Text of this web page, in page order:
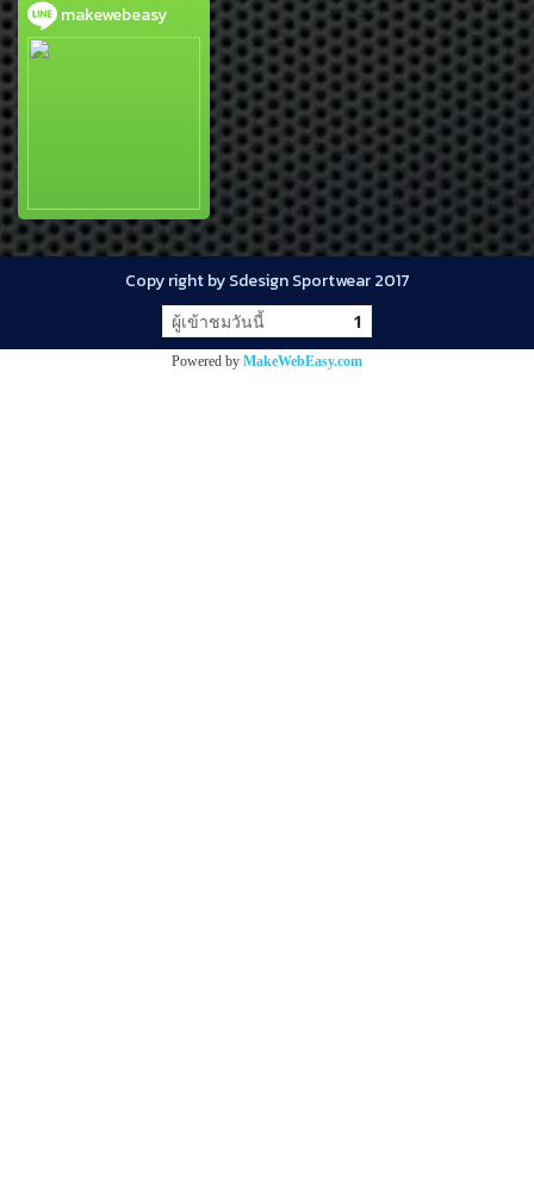
makewebeasy
Copy right by Sdesign Sportwear 2017
ผู้เข้าชมวันนี้ 1
Powered by MakeWebEasy.com